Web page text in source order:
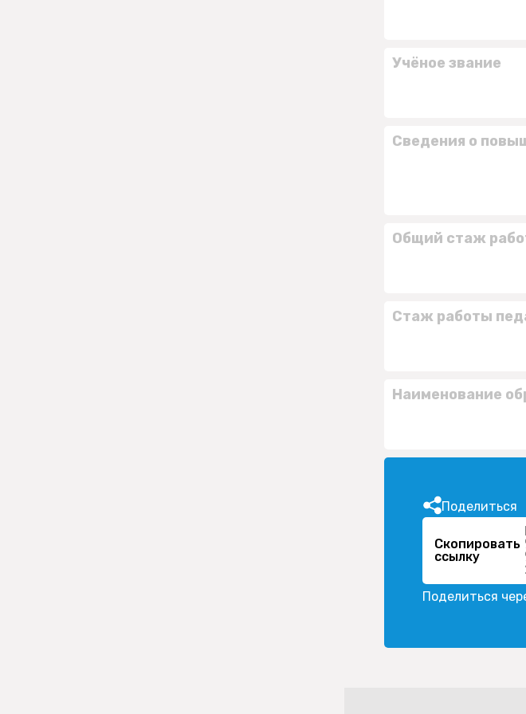
Учёное звание
Сведения о
Общий стаж
Стаж работы
Наименование
Поделиться
Скопировать
ссылку
Поделиться